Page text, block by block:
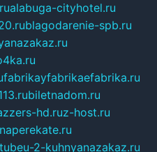
alabuga-cityhotel.ru
blagodarenie-spb.ru
fabrikayfabrikaefabrika.ru
biletnadom.ru
hd.ruz-host.ru
naperekate.ru
2-kuhnyanazakaz.ru